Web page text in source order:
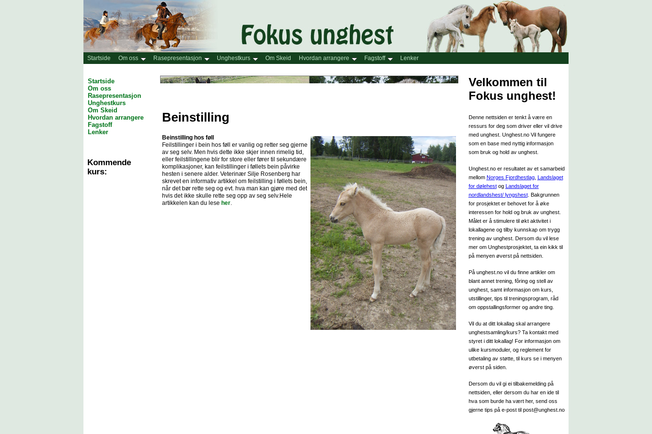
Startside Om oss Rasepresentasjon Unghestkurs Om Skeid Hvordan arrangere Fagstoff Lenker
Startside
Om oss
Rasepresentasjon
Unghestkurs
Om Skeid
Hvordan arrangere
Fagstoff
Lenker
Kommende
kurs:
Beinstilling
Beinstilling hos føll
Feilstillinger i bein hos føll er vanlig og retter seg gjerne
av seg selv. Men hvis dette ikke skjer innen rimelig tid,
eller feilstillingene blir for store eller fører til sekundære
komplikasjoner, kan feilstillinger i føllets bein påvirke
hesten i senere alder. Veterinær Silje Rosenberg har
skrevet en informativ artikkel om feilstilling i føllets bein,
når det bør rette seg og evt. hva man kan gjøre med det
hvis det ikke skulle rette seg opp av seg selv.Hele
artikkelen kan du lese her.
Velkommen til
Fokus unghest!
Denne nettsiden er tenkt å være en
ressurs for deg som driver eller vil drive
med unghest. Unghest.no Vil fungere
som en base med nyttig informasjon
som bruk og hold av unghest.
Unghest.no er resultatet av et samarbeid
mellom Norges Fjordhestlag, Landslaget
for dølehestog Landslaget for
nordlandshest/ lyngshest. Bakgrunnen
for prosjektet er behovet for å øke
interessen for hold og bruk av unghest.
Målet er å stimulere til økt aktivitet i
lokallagene og tilby kunnskap om trygg
trening av unghest. Dersom du vil lese
mer om Unghestprosjektet, ta ein kikk til
på menyen øverst på nettsiden.
På unghest.no vil du finne artikler om
blant annet trening, fôring og stell av
unghest, samt informasjon om kurs,
utstillinger, tips til treningsprogram, råd
om oppstallingsformer og andre ting.
Vil du at ditt lokallag skal arrangere
unghestsamling/kurs? Ta kontakt med
styret i ditt lokallag! For informasjon om
ulike kursmoduler, og reglement for
utbetaling av støtte, til kurs se i menyen
øverst på siden.
Dersom du vil gi ei tilbakemelding på
nettsiden, eller dersom du har en ide til
hva som burde ha vært her, send oss
gjerne tips på e-post til post@unghest.no